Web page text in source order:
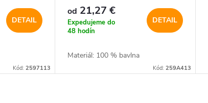
DETAIL
Kód:2597113
od 21,27 €
Expedujeme do
48 hodín
DETAIL
Materiál: 100 % bavlna
Kód: 259A413